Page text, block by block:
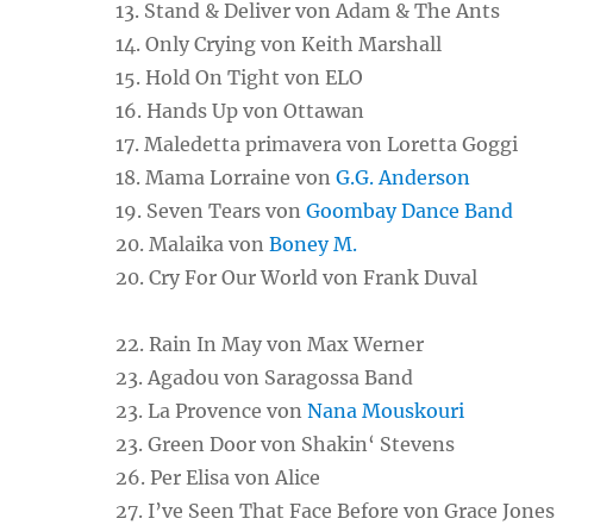
13. Stand & Deliver von Adam & The Ants
14. Only Crying von Keith Marshall
15. Hold On Tight von ELO
16. Hands Up von Ottawan
17. Maledetta primavera von Loretta Goggi
18. Mama Lorraine vonG.G. Anderson
19. Seven Tears vonGoombay Dance Band
20. Malaika vonBoney M.
20. Cry For Our World von Frank Duval
22. Rain In May von Max Werner
23. Agadou von Saragossa Band
23. La Provence vonNana Mouskouri
23. Green Door von Shakin‘ Stevens
26. Per Elisa von Alice
27. I’ve Seen That Face Before von Grace Jones